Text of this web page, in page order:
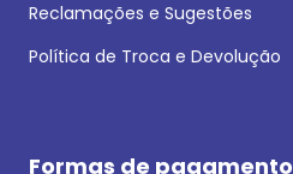
Reclamações e Sugestões
Política de Troca e Devolução
Formas de pagamento